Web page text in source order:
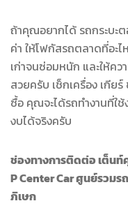
ถ้าคุณอยากได้ รถกระบะ
ค่า ให้โฟกัสรถตลาดที่อะไ
เก่าจนซ่อมหนัก และให้ค
สวยครับ เช็กเครื่อง เกีย
ซื้อ คุณจะได้รถทำงานที่ใ
งบได้จริงครับ
ช่องทางการติดต่อ เต็น
P Center Car ศูนย์รว
ภิเษก